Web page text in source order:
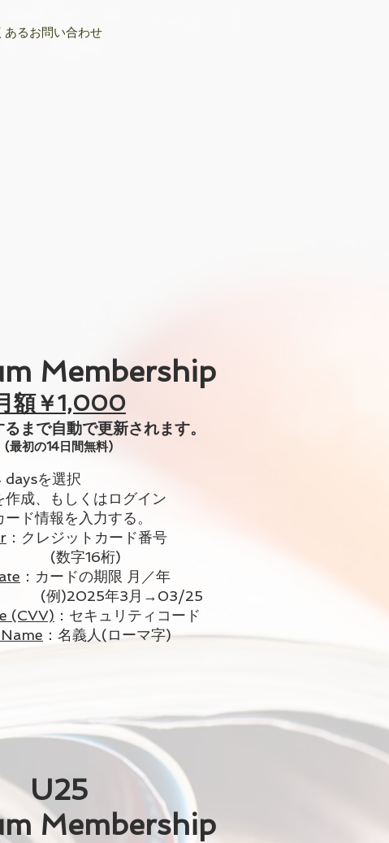
Membership
額￥1,000
まで自動で更新されます。
(最初の14日間無料)
を選択
成、もしくはログイン
ド情報を入力する。
：クレジットカード番号
16桁)
：カードの期限 月／年
年3月→03/25
(CVV) ：セキュリティコード
：名義人(ローマ字)
U25
Membership
あるお問い合わせ